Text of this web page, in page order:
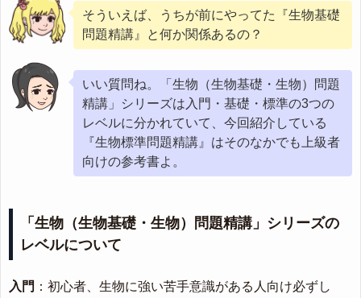
そういえば、うちが前にやってた『生物基礎
問題精講』と何か関係あるの？
いい質問ね。「生物（生物基礎・生物）問題
精講」シリーズは入門・基礎・標準の3つの
レベルに分かれていて、今回紹介している
『生物標準問題精講』はそのなかでも上級者
向けの参考書よ。
「生物（生物基礎・生物）問題精講」シリーズの
レベルについて
入門 ：初心者、生物に強い苦手意識がある人向け必ずし